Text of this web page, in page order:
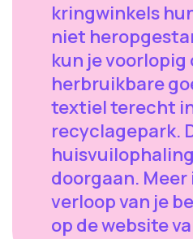
kringwinkels
niet
kun je
herbruikbare
textiel terecht
recyclagepark.
doorgaan.
verloop van je
op de website